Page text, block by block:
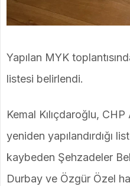
Yapılan MYK
listesi belirlendi.
Kemal Kılıçdaroğlu,
yeniden yapılandırdığı
kaybeden Şehzadeler
Durbay ve Özgür Özel